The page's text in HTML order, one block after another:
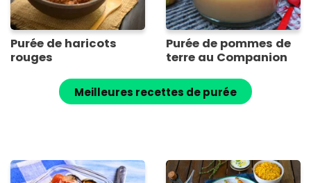
Purée de haricots
rouges
Purée de pommes de
terre au Companion
Meilleures recettes de purée